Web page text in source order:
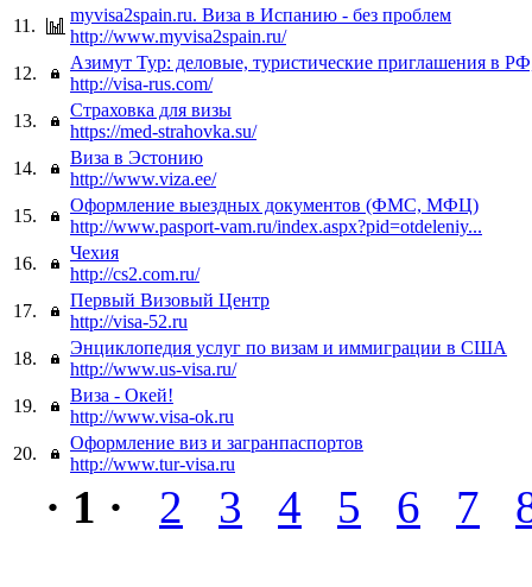
11.
myvisa2spain.ru. Виза в Испанию - без проблем
http://www.myvisa2spain.ru/
12.
Азимут Тур: деловые, туристические приглашения в
http://visa-rus.com/
13.
Страховка для визы
https://med-strahovka.su/
14.
Виза в Эстонию
http://www.viza.ee/
15.
Оформление выездных документов (ФМС, МФЦ)
http://www.pasport-vam.ru/index.aspx?pid=otdeleniy...
16.
Чехия
http://cs2.com.ru/
17.
Первый Визовый Центр
http://visa-52.ru
18.
Энциклопедия услуг по визам и иммиграции в США
http://www.us-visa.ru/
19.
Виза - Окей!
http://www.visa-ok.ru
20.
Оформление виз и загранпаспортов
http://www.tur-visa.ru
· 1 · 2 3 4 5 6 7